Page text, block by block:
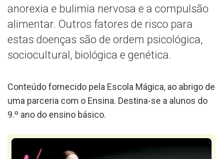
anorexia e bulimia nervosa e a compulsão
alimentar. Outros fatores de risco para
estas doenças são de ordem psicológica,
sociocultural, biológica e genética.
Conteúdo fornecido pela Escola Mágica, ao abrigo de
uma parceria com o Ensina. Destina-se a alunos do
9.º ano do ensino básico.